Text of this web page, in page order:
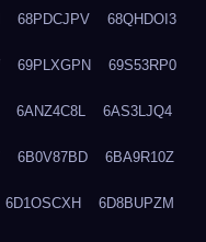
68PDCJPV 68QHDOI3
69PLXGPN 69S53RP0
6ANZ4C8L 6AS3LJQ4
6B0V87BD 6BA9R10Z
6D1OSCXH 6D8BUPZM